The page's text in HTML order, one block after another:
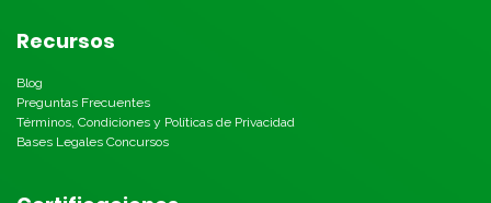
Recursos
Blog
Preguntas Frecuentes
Términos, Condiciones y Políticas de Privacidad
Bases Legales Concursos